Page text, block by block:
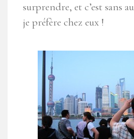
surprendre, et c’est sans
je préfère chez eux !